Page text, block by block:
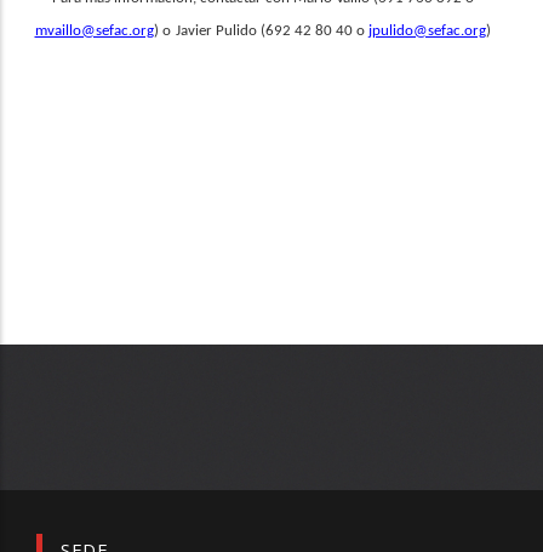
mvaillo@sefac.org) o Javier Pulido (692 42 80 40 o jpulido@sefac.org)